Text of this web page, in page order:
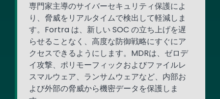
専門家主導のサイバーセキュリティ保護によ
り、脅威をリアルタイムで検出して軽減しま
す。Fortra は、新しい SOC の立ち上げを遅
らせることなく、高度な防御戦略にすぐにア
クセスできるようにします。MDRは、ゼロデ
イ攻撃、ポリモーフィックおよびファイルレ
スマルウェア、ランサムウェアなど、内部お
よび外部の脅威から機密データを保護しま